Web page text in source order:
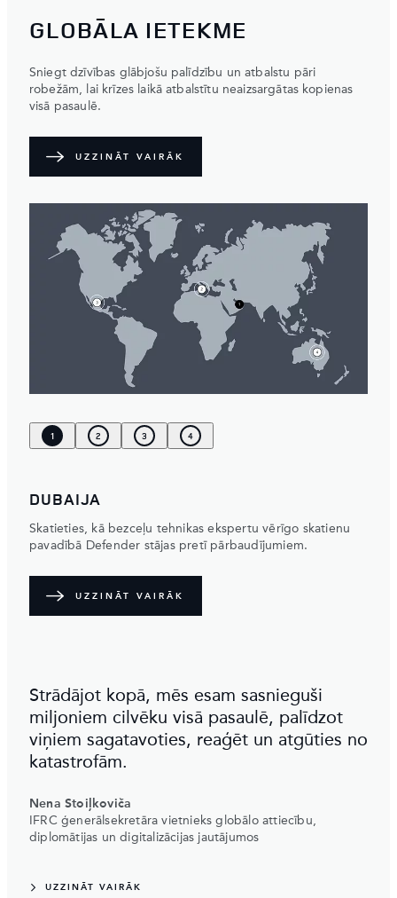
GLOBĀLA IETEKME
Sniegt dzīvības glābjošu palīdzību un atbalstu pāri
robežām, lai krīzes laikā atbalstītu neaizsargātas kopienas
visā pasaulē.
UZZINĀT VAIRĀK
1 2 3 4
DUBAIJA
Skatieties, kā bezceļu tehnikas ekspertu vērīgo skatienu
pavadībā Defender stājas pretī pārbaudījumiem.
UZZINĀT VAIRĀK
Strādājot kopā, mēs esam sasnieguši
miljoniem cilvēku visā pasaulē, palīdzot
viņiem sagatavoties, reaģēt un atgūties no
katastrofām.
Nena Stoiļkoviča
IFRC ģenerālsekretāra vietnieks globālo attiecību,
diplomātijas un digitalizācijas jautājumos
UZZINĀT VAIRĀK